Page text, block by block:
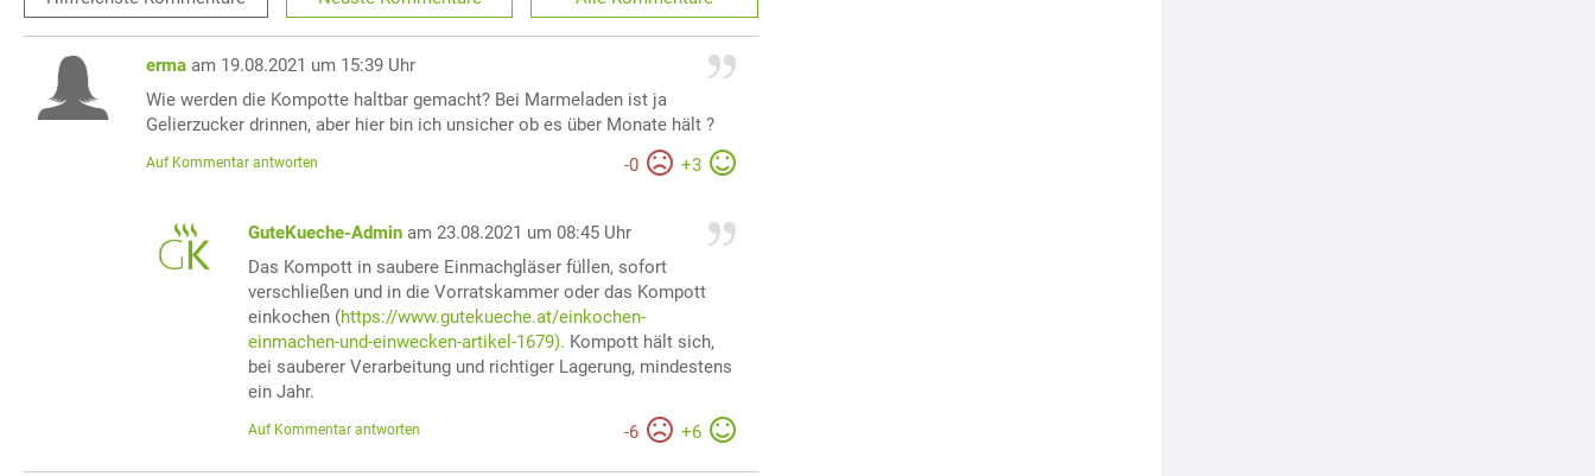
erma am 19.08.2021 um 15:39 Uhr
Wie werden die Kompotte haltbar gemacht? Bei Marmeladen ist ja
Gelierzucker drinnen, aber hier bin ich unsicher ob es über Monate hält ?
-0 +3
Auf Kommentar antworten
GuteKueche-Admin am 23.08.2021 um 08:45 Uhr
Das Kompott in saubere Einmachgläser füllen, sofort
verschließen und in die Vorratskammer oder das Kompott
einkochen (https://www.gutekueche.at/einkochen-
einmachen-und-einwecken-artikel-1679). Kompott hält sich,
bei sauberer Verarbeitung und richtiger Lagerung, mindestens
ein Jahr.
-6 +6
Auf Kommentar antworten